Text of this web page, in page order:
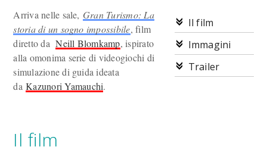
Il film
Immagini
Trailer
Arriva nelle sale, Gran Turismo: La
storia di un sogno impossibile, film
diretto daNeill Blomkamp, ispirato
alla omonima serie di videogiochi di
simulazione di guida ideata
daKazunori Yamauchi.
Il film